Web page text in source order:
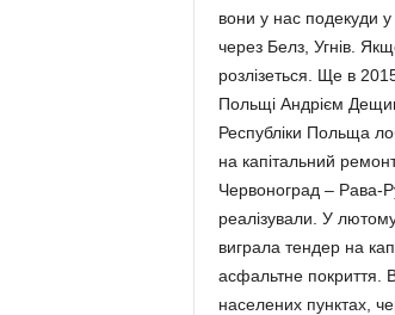
вони у нас подекуди
через Белз, Угнів.
розлізеться. Ще в
Польщі Андрієм
Республіки Польща
на капітальний
Червоноград – Рава-
реалізували. У
виграла тендер на
асфальтне покриття.
населених пунктах,